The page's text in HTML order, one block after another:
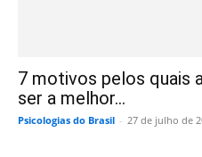
7 motivos pelos quais
ser a melhor...
Psicologias do Brasil - 27 de julho de